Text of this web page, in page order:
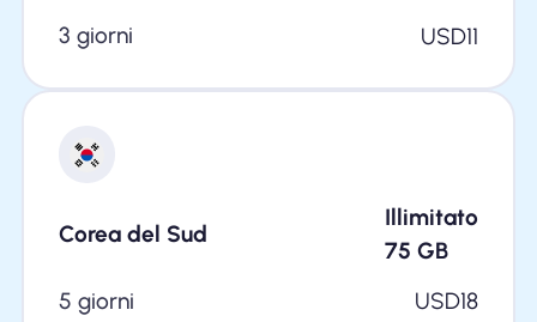
3 giorni
USD11
Corea del Sud
Illimitato
75 GB
5 giorni
USD18